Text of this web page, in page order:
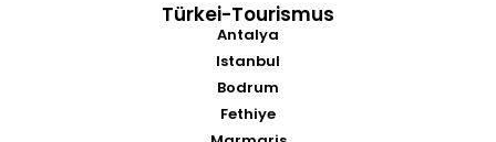
Türkei-Tourismus
Antalya
Istanbul
Bodrum
Fethiye